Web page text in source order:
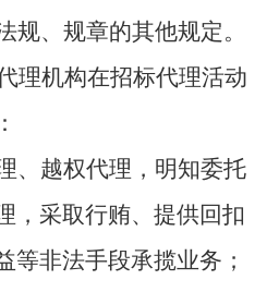
规、规章的其他规定。
理机构在招标代理活动
、越权代理，明知委托
，采取行贿、提供回扣
等非法手段承揽业务；